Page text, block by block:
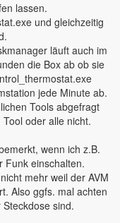
lassen.
und gleichzeitig
läuft auch im
die Box ab ob sie
jede Minute ab.
Tools abgefragt
oder alle nicht.
wenn ich z.B.
Funk einschalten.
mehr weil der AVM
Also ggfs. mal achten
sind.